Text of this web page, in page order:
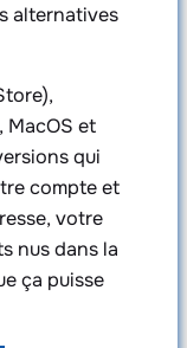
alternatives
MacOS et
qui
compte et
votre
nus dans la
ça puisse